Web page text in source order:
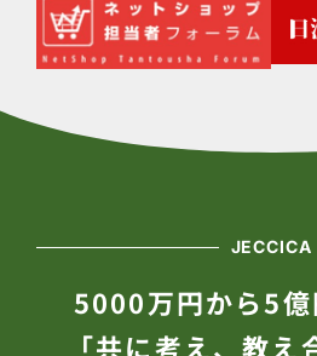
JECCICA
5000万円から5億
「共に考え、教え